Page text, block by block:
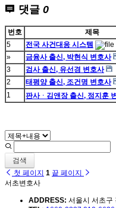
댓글 0
번호 제목
5
전국 사건대응 시스템
»
금융사 출신, 박현식 변호사
3
검사 출신, 유선경 변호사
2
태평양 출신, 조건명 변호사
1
판사ᆞ김앤장 출신, 정지훈
검색
첫 페이지 1 끝 페이지
서초변호사
ADDRESS: 서울시 서초구